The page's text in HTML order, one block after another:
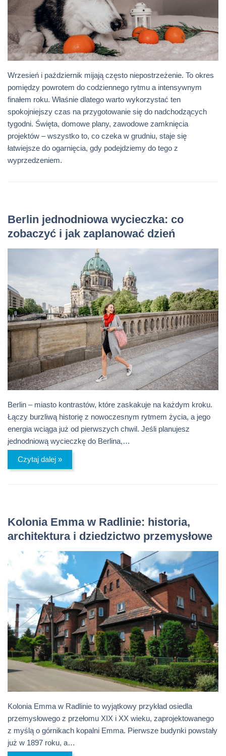
Wrzesień i październik mijają często niepostrzeżenie. To okres
pomiędzy powrotem do codziennego rytmu a intensywnym
finałem roku. Właśnie dlatego warto wykorzystać ten
spokojniejszy czas na przygotowanie się do nadchodzących
tygodni. Święta, domowe plany, zawodowe zamknięcia
projektów – wszystko to, co czeka w grudniu, staje się
łatwiejsze do ogarnięcia, gdy podejdziemy do tego z
wyprzedzeniem.
Berlin jednodniowa wycieczka: co
zobaczyć i jak zaplanować dzień
Berlin – miasto kontrastów, które zaskakuje na każdym kroku.
Łączy burzliwą historię z nowoczesnym rytmem życia, a jego
energia wciąga już od pierwszych chwil. Jeśli planujesz
jednodniową wycieczkę do Berlina,…
Czytaj dalej »
Kolonia Emma w Radlinie: historia,
architektura i dziedzictwo przemysłowe
Kolonia Emma w Radlinie to wyjątkowy przykład osiedla
przemysłowego z przełomu XIX i XX wieku, zaprojektowanego
z myślą o górnikach kopalni Emma. Pierwsze budynki powstały
już w 1897 roku, a…